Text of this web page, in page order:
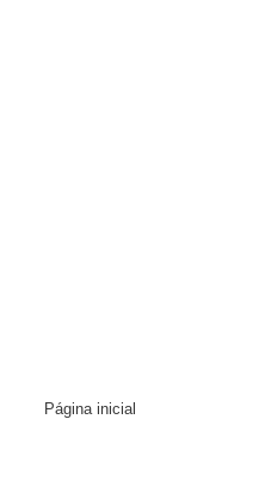
Página inicial